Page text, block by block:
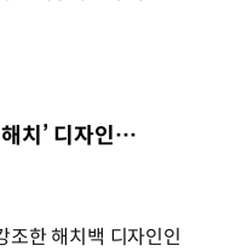
치’ 디자인…
조한 해치백 디자인인